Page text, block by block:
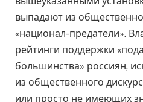
выпадают из
«национал-предатели».
рейтинги поддержки
большинства» россиян,
из общественного
или просто не имеющих